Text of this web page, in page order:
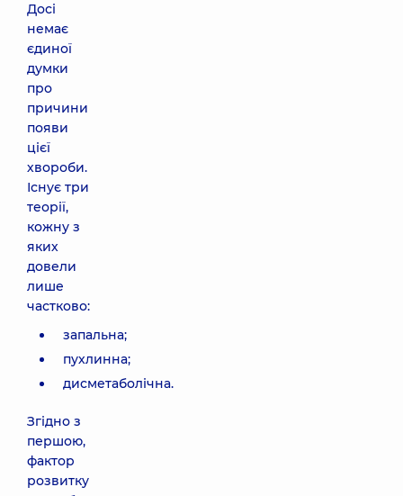
Досі
немає
єдиної
думки
про
причини
появи
цієї
хвороби.
Існує три
теорії,
кожну з
яких
довели
лише
частково:
запальна;
пухлинна;
дисметаболічна.
Згідно з
першою,
фактор
розвитку